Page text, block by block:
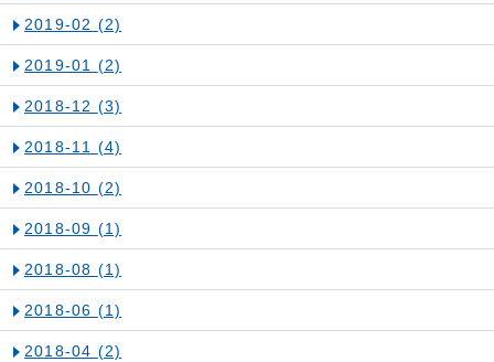
2019-02 (2)
2019-01 (2)
2018-12 (3)
2018-11 (4)
2018-10 (2)
2018-09 (1)
2018-08 (1)
2018-06 (1)
2018-04 (2)